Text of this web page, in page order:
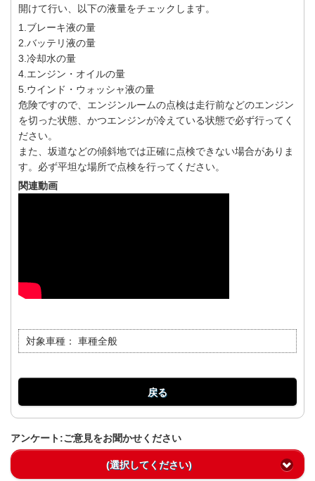
開けて行い、以下の液量をチェックします。
1.ブレーキ液の量
2.バッテリ液の量
3.冷却水の量
4.エンジン・オイルの量
5.ウインド・ウォッシャ液の量
危険ですので、エンジンルームの点検は走行前などのエンジン
を切った状態、かつエンジンが冷えている状態で必ず行ってく
ださい。
また、坂道などの傾斜地では正確に点検できない場合がありま
す。必ず平坦な場所で点検を行ってください。
関連動画
対象車種： 車種全般
戻る
アンケート:ご意見をお聞かせください
(選択してください)